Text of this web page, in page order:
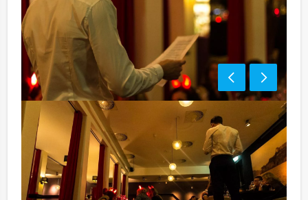
Optioneel:
Niet telkens uw knip hoeven trekken om uw drankje af
te rekenen? Voor € 13,50 per persoon per uur dat u in
het restaurant doorbrengt (excl. BTW) kunt u
gebruikmaken van het drankarrangement, waarbij u